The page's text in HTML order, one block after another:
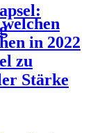
zu
Stärke
in 2022